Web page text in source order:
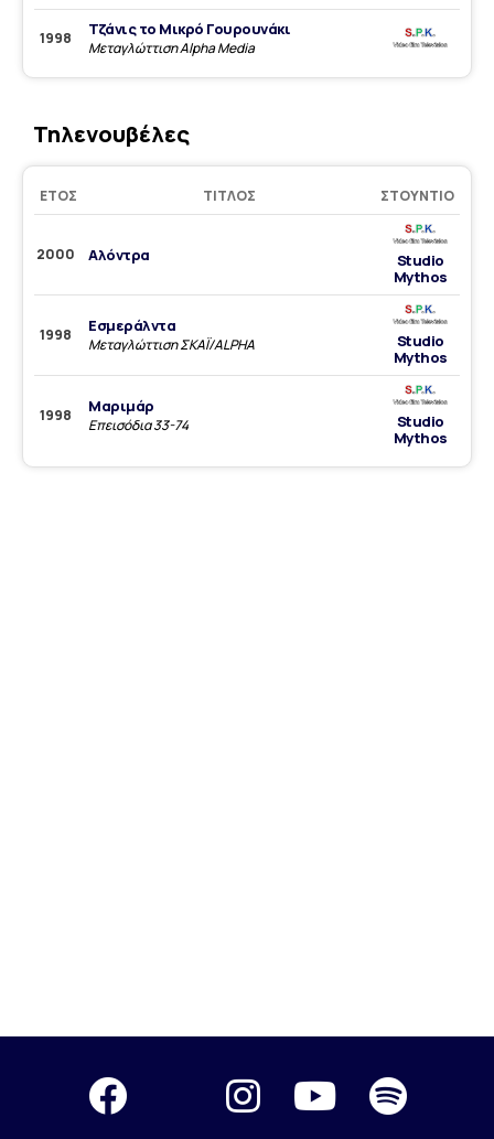
1998 Τζάνις το Μικρό Γουρουνάκι
Μεταγλώττιση Αlpha Media
Τηλενουβέλες
ΈΤΟΣ ΤΊΤΛΟΣ ΣΤΟΎΝΤΙΟ
2000 Αλόντρα
Studio
Mythos
1998 Εσμεράλντα
Μεταγλώττιση ΣΚΑΪ/ALPHA
Studio
Mythos
1998 Μαριμάρ
Επεισόδια 33-74
Studio
Mythos